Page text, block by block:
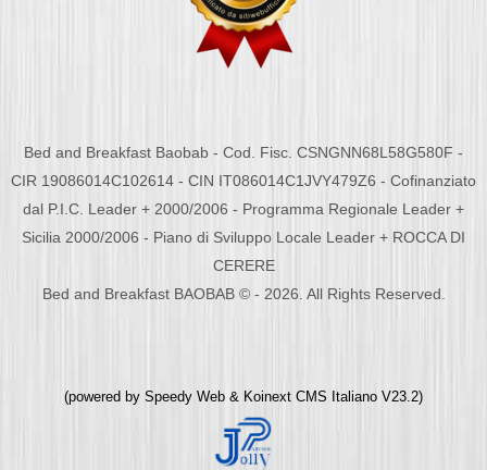
Bed and Breakfast Baobab - Cod. Fisc. CSNGNN68L58G580F -
CIR 19086014C102614 - CIN IT086014C1JVY479Z6 - Cofinanziato
dal P.I.C. Leader + 2000/2006 - Programma Regionale Leader +
Sicilia 2000/2006 - Piano di Sviluppo Locale Leader + ROCCA DI
CERERE
Bed and Breakfast BAOBAB © - 2026. All Rights Reserved.
(powered by Speedy Web & Koinext CMS Italiano V23.2)